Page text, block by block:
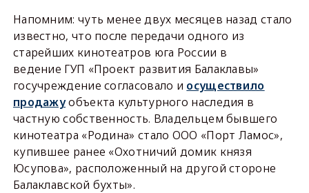
Напомним: чуть менее двух месяцев назад стало
известно, что после передачи одного из
старейших кинотеатров юга России в
ведение ГУП «Проект развития Балаклавы»
госучреждение согласовало и осуществило
продажуобъекта культурного наследия в
частную собственность. Владельцем бывшего
кинотеатра «Родина» стало ООО «Порт Ламос»,
купившее ранее «Охотничий домик князя
Юсупова», расположенный на другой стороне
Балаклавской бухты».